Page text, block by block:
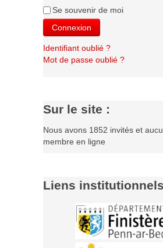
Se souvenir de moi
Connexion
Identifiant oublié ?
Mot de passe oublié ?
Sur le site :
Nous avons 1852 invités et
membre en ligne
Liens institutionnels